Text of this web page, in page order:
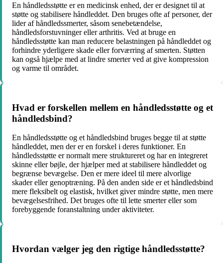
En håndledsstøtte er en medicinsk enhed, der er designet til at
støtte og stabilisere håndleddet. Den bruges ofte af personer, der
lider af håndledssmerter, såsom senebetændelse,
håndledsforstuvninger eller arthritis. Ved at bruge en
håndledsstøtte kan man reducere belastningen på håndleddet og
forhindre yderligere skade eller forværring af smerten. Støtten
kan også hjælpe med at lindre smerter ved at give kompression
og varme til området.
Hvad er forskellen mellem en håndledsstøtte og et
håndledsbind?
En håndledsstøtte og et håndledsbind bruges begge til at støtte
håndleddet, men der er en forskel i deres funktioner. En
håndledsstøtte er normalt mere struktureret og har en integreret
skinne eller bøjle, der hjælper med at stabilisere håndleddet og
begrænse bevægelse. Den er mere ideel til mere alvorlige
skader eller genoptræning. På den anden side er et håndledsbind
mere fleksibelt og elastisk, hvilket giver mindre støtte, men mere
bevægelsesfrihed. Det bruges ofte til lette smerter eller som
forebyggende foranstaltning under aktiviteter.
Hvordan vælger jeg den rigtige håndledsstøtte?